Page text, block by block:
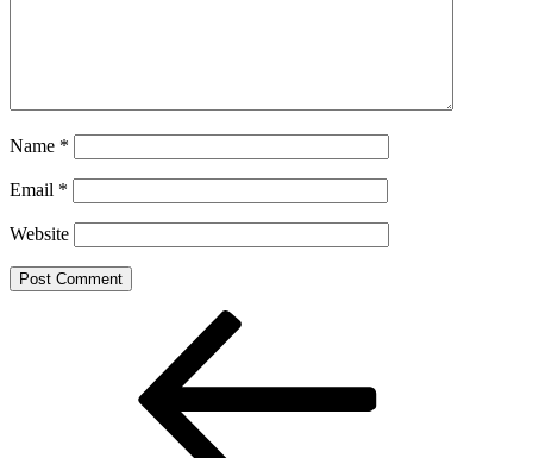
Name *
Email *
Website